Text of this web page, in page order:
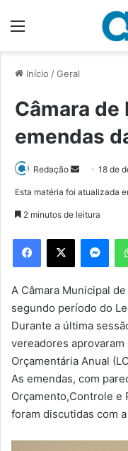
Início /Geral
Câmara
emendas
Redação
d
e
m
e
-
m
a
18 de
Esta matéria foi atualizada
2 minutos de leitura
A Câmara Municipal
segundo período do
Durante a última
vereadores
Orçamentária Anual
As emendas, com
Orçamento,Controle e
foram discutidas com